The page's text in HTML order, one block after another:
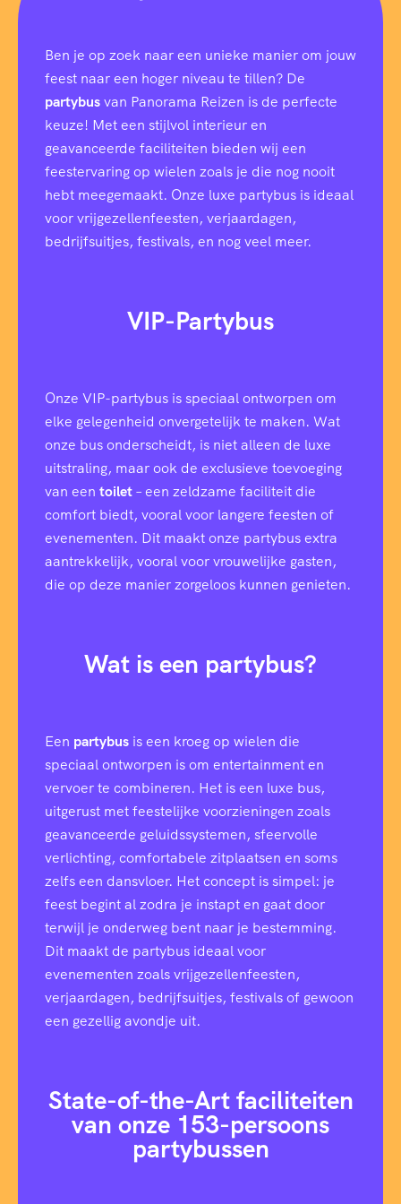
Ben je op zoek naar een unieke manier om jouw
feest naar een hoger niveau te tillen? De
partybusvan Panorama Reizen is de perfecte
keuze! Met een stijlvol interieur en
geavanceerde faciliteiten bieden wij een
feestervaring op wielen zoals je die nog nooit
hebt meegemaakt. Onze luxe partybus is ideaal
voor vrijgezellenfeesten, verjaardagen,
bedrijfsuitjes, festivals, en nog veel meer.
VIP-Partybus
Onze VIP-partybus is speciaal ontworpen om
elke gelegenheid onvergetelijk te maken. Wat
onze bus onderscheidt, is niet alleen de luxe
uitstraling, maar ook de exclusieve toevoeging
van een toilet– een zeldzame faciliteit die
comfort biedt, vooral voor langere feesten of
evenementen. Dit maakt onze partybus extra
aantrekkelijk, vooral voor vrouwelijke gasten,
die op deze manier zorgeloos kunnen genieten.
Wat is een partybus?
Een partybus is een kroeg op wielen die
speciaal ontworpen is om entertainment en
vervoer te combineren. Het is een luxe bus,
uitgerust met feestelijke voorzieningen zoals
geavanceerde geluidssystemen, sfeervolle
verlichting, comfortabele zitplaatsen en soms
zelfs een dansvloer. Het concept is simpel: je
feest begint al zodra je instapt en gaat door
terwijl je onderweg bent naar je bestemming.
Dit maakt de partybus ideaal voor
evenementen zoals vrijgezellenfeesten,
verjaardagen, bedrijfsuitjes, festivals of gewoon
een gezellig avondje uit.
State-of-the-Art faciliteiten
van onze 153-persoons
partybussen